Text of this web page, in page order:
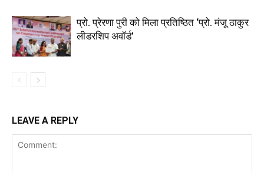
प्रो. प्रेरणा पुरी को मिला प्रतिष्ठित ‘प्रो. मंजू ठाकुर
लीडरशिप अवॉर्ड’
LEAVE A REPLY